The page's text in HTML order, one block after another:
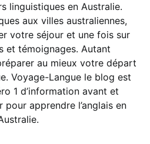
linguistiques en Australie.
aux villes australiennes,
votre séjour et une fois sur
et témoignages. Autant
au mieux votre départ
Voyage-Langue le blog est
1 d’information avant et
apprendre l’anglais en